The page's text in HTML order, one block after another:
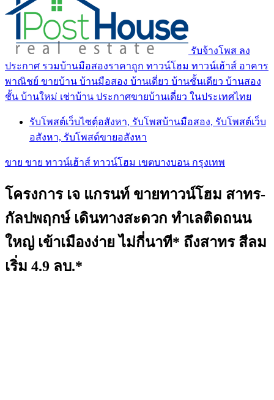
รับจ้างโพส ลง
ประกาศ รวมบ้านมือสองราคาถูก ทาวน์โฮม ทาวน์เฮ้าส์ อาคาร
พาณิชย์ ขายบ้าน บ้านมือสอง บ้านเดี่ยว บ้านชั้นเดียว บ้านสอง
ชั้น บ้านใหม่ เช่าบ้าน ประกาศขายบ้านเดี่ยว ในประเทศไทย
รับโพสต์เว็บไซตฺ์อสังหา, รับโพสบ้านมือสอง, รับโพสต์เว็บ
อสังหา, รับโพสต์ขายอสังหา
ขาย ขาย ทาวน์เฮ้าส์ ทาวน์โฮม เขตบางบอน กรุงเทพ
โครงการ เจ แกรนท์ ขายทาวน์โฮม สาทร-
กัลปพฤกษ์ เดินทางสะดวก ทำเลติดถนน
ใหญ่ เข้าเมืองง่าย ไม่กี่นาที* ถึงสาทร สีลม
เริ่ม 4.9 ลบ.*